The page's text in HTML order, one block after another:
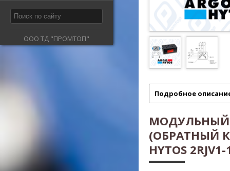
ООО ТД "ПРОМТОП"
Подробное
(ОБРАТНЫЙ
HYTOS